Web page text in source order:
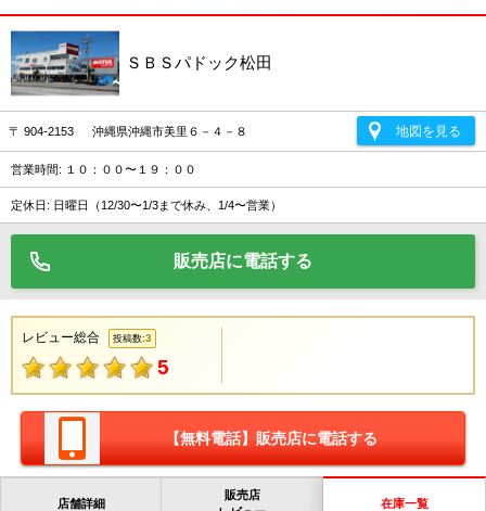
ＳＢＳパドック松田
〒 904-2153 沖縄県沖縄市美里６－４－８ 地図を見る
営業時間: １０：００〜１９：００
定休日: 日曜日（12/30〜1/3まで休み、1/4〜営業）
販売店に電話する
レビュー総合 投稿数:3
5
【無料電話】販売店に電話する
店舗詳細
販売店
在庫一覧